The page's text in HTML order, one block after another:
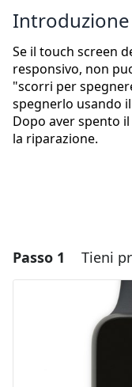
Introduzione
Se il touch screen
responsivo, non
"scorri per
spegnerlo usando
Dopo aver spento
la riparazione.
Passo 1 Tieni